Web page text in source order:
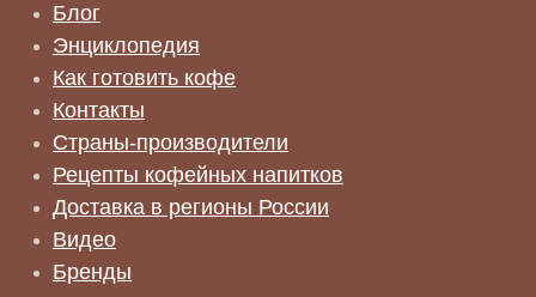
Блог
Энциклопедия
Как готовить кофе
Контакты
Страны-производители
Рецепты кофейных напитков
Доставка в регионы России
Видео
Бренды